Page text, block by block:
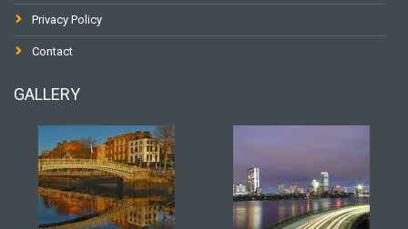
Privacy Policy
Contact
GALLERY